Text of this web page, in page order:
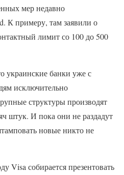
мер недавно
К примеру, там заявили о
лимит со 100 до 500
украинские банки уже с
исключительно
структуры производят
штук. И пока они не раздадут
новые никто не
Visa собирается презентовать